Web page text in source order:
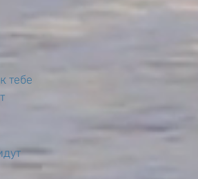
тебе